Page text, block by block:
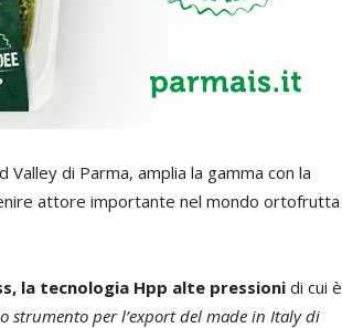
Valley di Parma, amplia la gamma con la
attore importante nel mondo ortofrutta
la tecnologia Hpp alte pressioni di cui è
strumento per l’export del made in Italy di